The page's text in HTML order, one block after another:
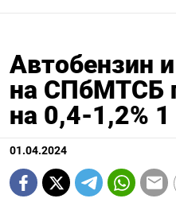
Автобензин
на СПбМТСБ
на 0,4-1,2% 1
01.04.2024